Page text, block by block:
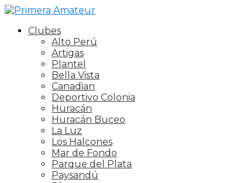
Clubes
Alto Perú
Artigas
Plantel
Bella Vista
Canadian
Deportivo Colonia
Huracán
Huracán Buceo
La Luz
Los Halcones
Mar de Fondo
Parque del Plata
Paysandú